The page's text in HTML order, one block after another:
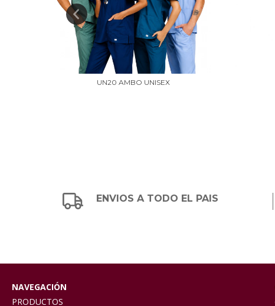
UN20 AMBO UNISEX
ENVIOS A TODO EL PAIS
NAVEGACIÓN
PRODUCTOS